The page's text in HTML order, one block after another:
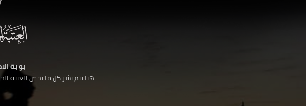
بوابة
هنا يتم نشر كل ما يخص العتبة